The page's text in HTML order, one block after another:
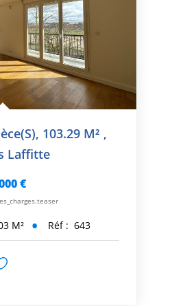
103.29 M² ,
Laffitte
€
M² Réf : 643